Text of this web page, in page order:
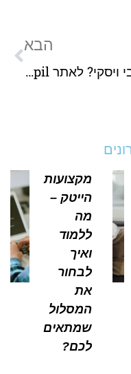
הבא
חובבי ויסקי? לאתר sipil יש מבחר מיוחד בדיוק בשבילכם
מקצועות
הייטק –
ללמוד
ואיך
לבחור
המסלול
שמתאים
לכם?